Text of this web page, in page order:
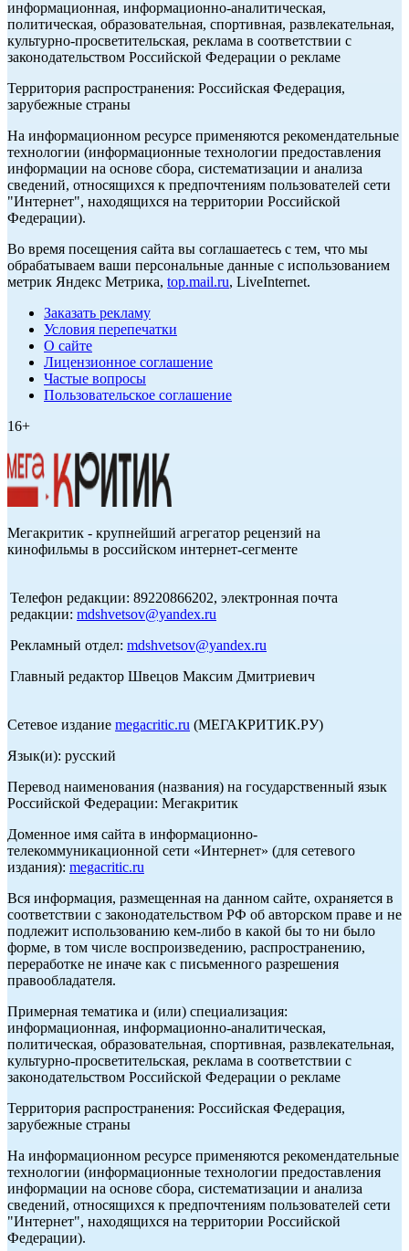
информационная, информационно-аналитическая,
политическая, образовательная, спортивная, развлекательная,
культурно-просветительская, реклама в соответствии с
законодательством Российской Федерации о рекламе
Территория распространения: Российская Федерация,
зарубежные страны
На информационном ресурсе применяются рекомендательные
технологии (информационные технологии предоставления
информации на основе сбора, систематизации и анализа
сведений, относящихся к предпочтениям пользователей сети
"Интернет", находящихся на территории Российской
Федерации).
Во время посещения сайта вы соглашаетесь с тем, что мы
обрабатываем ваши персональные данные с использованием
метрик Яндекс Метрика, top.mail.ru, LiveInternet.
Заказать рекламу
Условия перепечатки
О сайте
Лицензионное соглашение
Частые вопросы
Пользовательское соглашение
16+
Мегакритик - крупнейший агрегатор рецензий на
кинофильмы в российском интернет-сегменте
Телефон редакции: 89220866202, электронная почта
редакции: mdshvetsov@yandex.ru
Рекламный отдел: mdshvetsov@yandex.ru
Главный редактор Швецов Максим Дмитриевич
Сетевое издание megacritic.ru (МЕГАКРИТИК.РУ)
Язык(и): русский
Перевод наименования (названия) на государственный язык
Российской Федерации: Мегакритик
Доменное имя сайта в информационно-
телекоммуникационной сети «Интернет» (для сетевого
издания): megacritic.ru
Вся информация, размещенная на данном сайте, охраняется в
соответствии с законодательством РФ об авторском праве и не
подлежит использованию кем-либо в какой бы то ни было
форме, в том числе воспроизведению, распространению,
переработке не иначе как с письменного разрешения
правообладателя.
Примерная тематика и (или) специализация:
информационная, информационно-аналитическая,
политическая, образовательная, спортивная, развлекательная,
культурно-просветительская, реклама в соответствии с
законодательством Российской Федерации о рекламе
Территория распространения: Российская Федерация,
зарубежные страны
На информационном ресурсе применяются рекомендательные
технологии (информационные технологии предоставления
информации на основе сбора, систематизации и анализа
сведений, относящихся к предпочтениям пользователей сети
"Интернет", находящихся на территории Российской
Федерации).